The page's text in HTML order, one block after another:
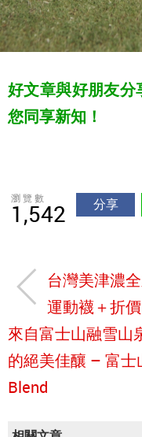
好文章與好朋友
您同享新知！
瀏覽數
1,542 分享
台灣美津濃
運動襪＋折
來自富士山融雪山
的絕美佳釀 – 富
Blend